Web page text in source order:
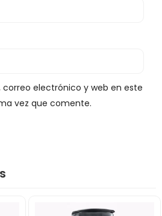
electrónico y web en este
vez que comente.